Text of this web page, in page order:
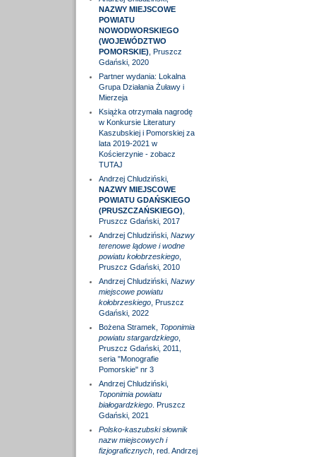
NAZWY MIEJSCOWE
POWIATU
NOWODWORSKIEGO
(WOJEWÓDZTWO
POMORSKIE) , Pruszcz
Gdański, 2020
Partner wydania: Lokalna
Grupa Działania Żuławy i
Mierzeja
Książka otrzymała nagrodę
w Konkursie Literatury
Kaszubskiej i Pomorskiej za
lata 2019-2021 w
Kościerzynie - zobacz
TUTAJ
Andrzej Chludziński,
NAZWY MIEJSCOWE
POWIATU GDAŃSKIEGO
(PRUSZCZAŃSKIEGO)
Pruszcz Gdański, 2017
Andrzej Chludziński, Nazwy
terenowe lądowe i wodne
powiatu kołobrzeskiego,
Pruszcz Gdański, 2010
Andrzej Chludziński, Nazwy
miejscowe powiatu
kołobrzeskiego, Pruszcz
Gdański, 2022
Bożena Stramek,
Toponimia
powiatu stargardzkiego,
Pruszcz Gdański, 2011,
seria "Monografie
Pomorskie" nr 3
Andrzej Chludziński,
Toponimia powiatu
białogardzkiego. Pruszcz
Gdański, 2021
Polsko-kaszubski słownik
nazw miejscowych i
fizjograficznych, red. Andrzej